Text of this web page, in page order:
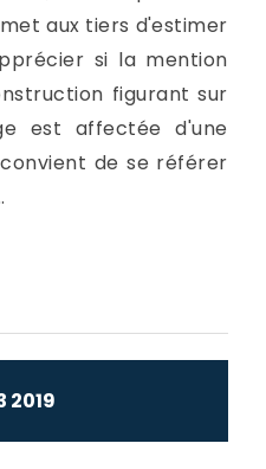
aux tiers d'estimer
si la mention
figurant sur
est affectée d'une
de se référer
2019